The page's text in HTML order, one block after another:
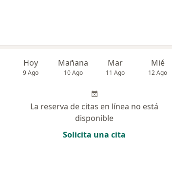
Hoy
9 Ago
Mañana
10 Ago
Mar
11 Ago
Mié
12 Ago
La reserva de citas en línea no está
disponible
Solicita una cita